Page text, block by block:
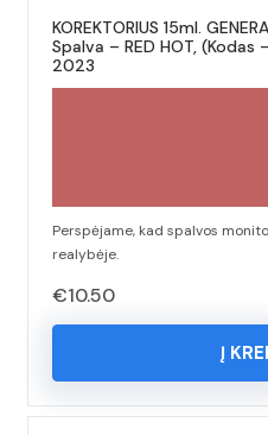
KOREKTORIUS 15ml.
Spalva – RED HOT, (Kodas
2023
Perspėjame, kad spalvos
realybėje.
€10.50
Į